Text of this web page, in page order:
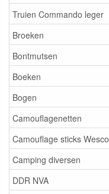
Truien Commando leger
Broeken
Bontmutsen
Boeken
Bogen
Camouflagenetten
Camouflage sticks Wesco
Camping diversen
DDR NVA